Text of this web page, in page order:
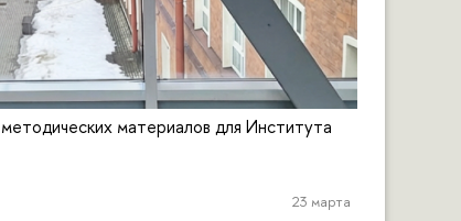
материалов для Института
23 марта